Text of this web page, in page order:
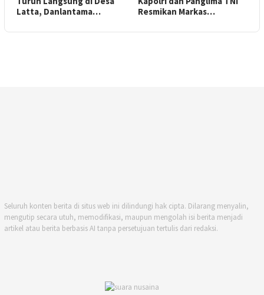
Latta, Danlantama…
Resmikan Markas…
Seluruh konten berita di situs web ini dilindungi hak cipta. Dilarang menyalin,
mengutip secara utuh, memodifikasi, maupun mengolah isi berita menjadi
artikel atau berita berbasis AI tanpa persetujuan tertulis dari redaksi.